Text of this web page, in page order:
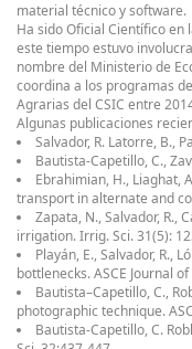
material técnico y software.
Ha sido Oficial Científico
este tiempo estuvo
nombre del Ministerio de
coordina a los programas
Agrarias del CSIC entre
Algunas publicaciones
Salvador, R. Latorre, B.,
Bautista-Capetillo, C.,
Ebrahimian, H., Liaghat,
transport in alternate and
Zapata, N., Salvador, R.,
irrigation. Irrig. Sci. 31(5):
Playán, E., Salvador, R.,
bottlenecks. ASCE Journal
Bautista–Capetillo, C.,
photographic technique.
Bautista-Capetillo, C.